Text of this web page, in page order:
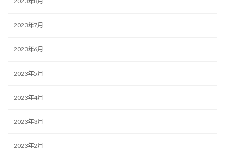
2023年7月
2023年6月
2023年5月
2023年4月
2023年3月
2023年2月